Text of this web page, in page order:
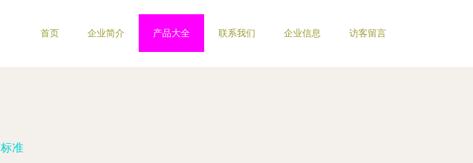
首页 企业简介 产品大全 联系我们 企业信息 访客留言
准